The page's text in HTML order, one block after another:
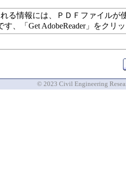
る情報には、ＰＤＦファイル
す、「Get AdobeReader」をク
© 2023 Civil Engineering